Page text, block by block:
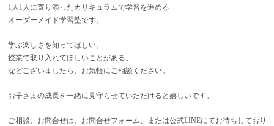
1人1人に寄り添ったカリキュラムで学習を進める
オーダーメイド学習塾です。
学ぶ楽しさを知ってほしい。
授業で取り入れてほしいことがある。
などございましたら、お気軽にご相談ください。
お子さまの成長を一緒に見守らせていただけると嬉しいです。
ご相談、お問合せは、お問合せフォーム、または公式LINEにてお待ちしており